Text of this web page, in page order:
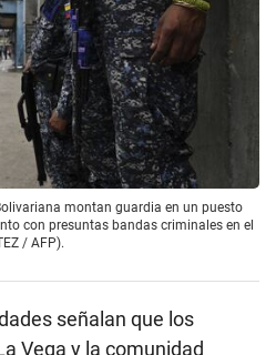
montan guardia en un puesto
con presuntas bandas criminales en el
/ AFP).
señalan que los
Vega y la comunidad